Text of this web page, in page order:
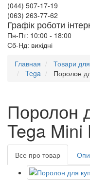
(044) 507-17-19
(063) 263-77-62
Графік роботи
Пн-Пт: 10:00 - 18:00
Сб-Нд: вихідні
Главная
Товари для
Tega
Поролон
Поролон
Tega Mini
Все про товар